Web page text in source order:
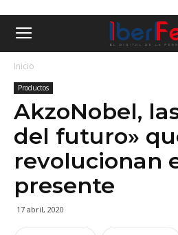
Inicio
Productos
AkzoNobel,
del futuro»
revolucionan
presente
17 abril, 2020